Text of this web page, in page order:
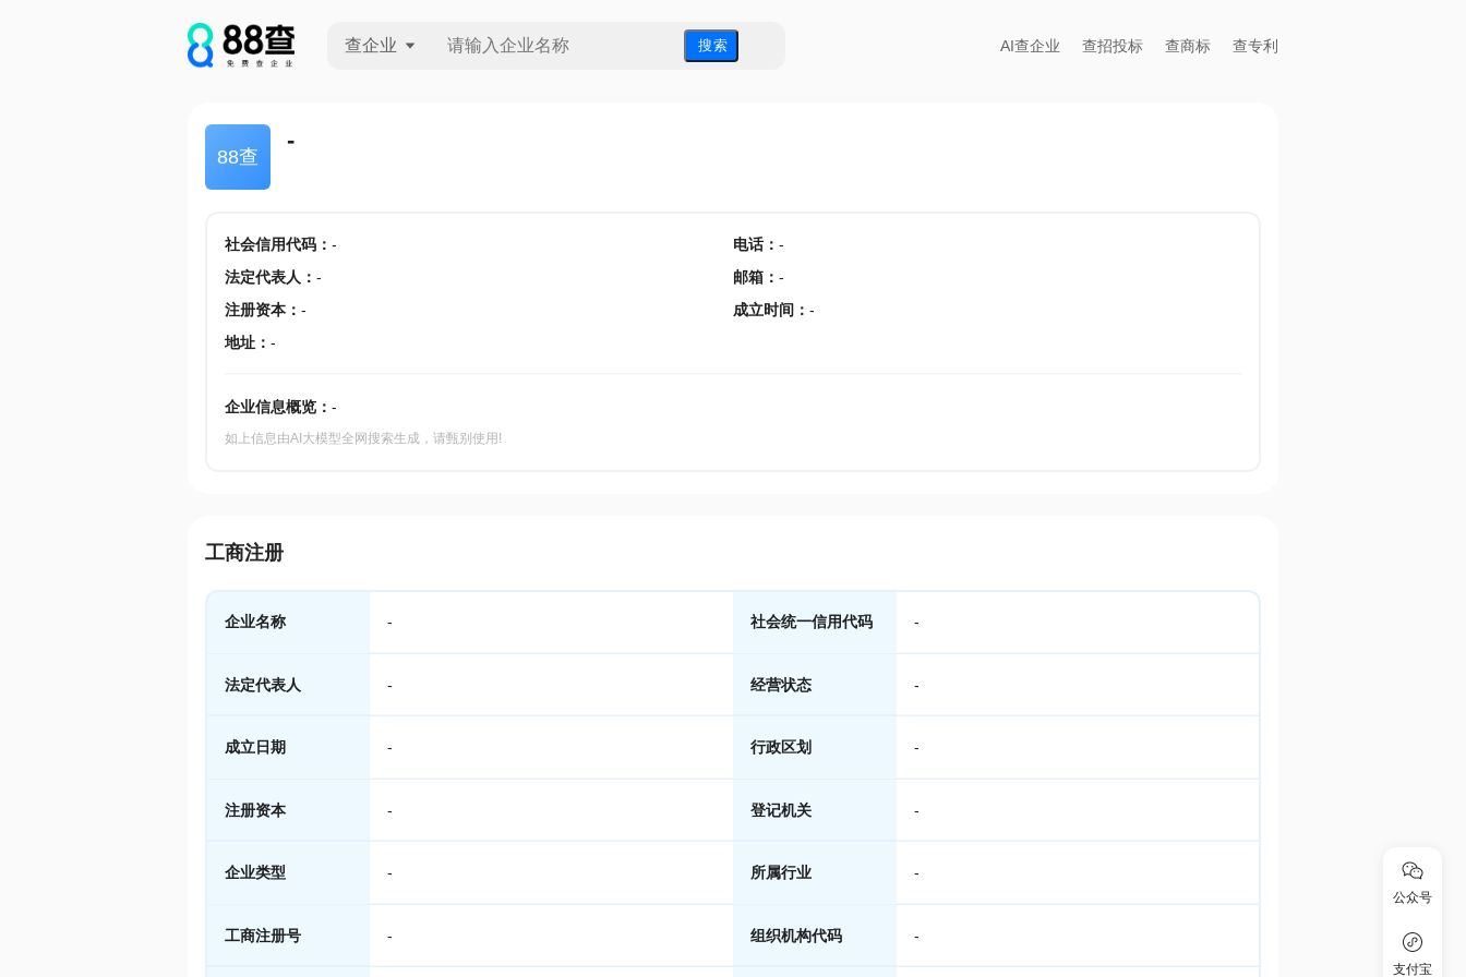
查企业 搜 索 AI查企业 查招投标 查商标 查专利
88查
-
社会信用代码： - 电话： -
法定代表人 ： - 邮箱 ： -
注册资本： - 成立时间 ： -
地址： -
企业信息概览： -
如上信息由AI大模型全网搜索生成，请甄别使用!
工商注册
企业名称 - 社会统一信用代码 -
法定代表人 - 经营状态 -
成立日期 - 行政区划 -
注册资本 - 登记机关 -
企业类型 - 所属行业 -
工商注册号 - 组织机构代码 -
公众号
支付宝